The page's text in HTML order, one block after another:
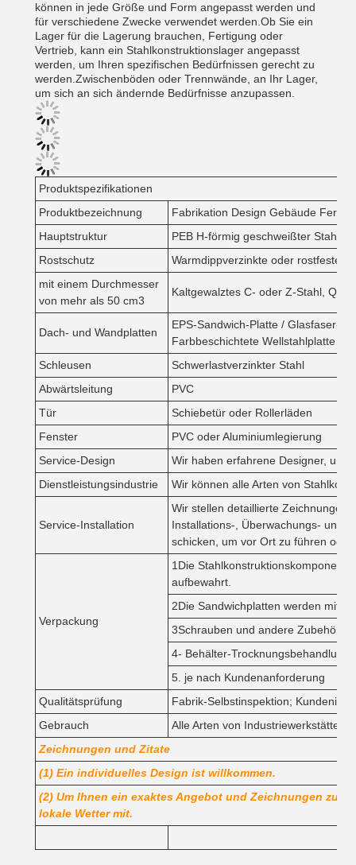
können in jede Größe und Form angepasst werden und
für verschiedene Zwecke verwendet werden.Ob Sie ein
Lager für die Lagerung brauchen, Fertigung oder
Vertrieb, kann ein Stahlkonstruktionslager angepasst
werden, um Ihren spezifischen Bedürfnissen gerecht zu
werden.Zwischenböden oder Trennwände, an Ihr Lager,
um sich an sich ändernde Bedürfnisse anzupassen.
Produktspezifikationen
Produktbezeichnung
Fabrikation Design Gebäude
Hauptstruktur
PEB H-förmig geschweißter Stahl
Rostschutz
Warmdippverzinkte oder rostfeste
mit einem Durchmesser
von mehr als 50 cm3
Kaltgewalztes C- oder Z-Stahl,
Dach- und Wandplatten
EPS-Sandwich-Platte / Glasfaser-
Farbbeschichtete Wellstahlplatte
Schleusen
Schwerlastverzinkter Stahl
Abwärtsleitung
PVC
Tür
Schiebetür oder Rollerläden
Fenster
PVC oder Aluminiumlegierung
Service-Design
Wir haben erfahrene Designer, um
Dienstleistungsindustrie
Wir können alle Arten von
Service-Installation
Wir stellen detaillierte Zeichnungen
Installations-, Überwachungs- und
schicken, um vor Ort zu führen
Verpackung
1Die
aufbewahrt.
2Die Sandwichplatten werden mit
3Schrauben und andere
4- Behälter-Trocknungsbehandlung.
5. je nach Kundenanforderung
Qualitätsprüfung
Fabrik-Selbstinspektion;
Gebrauch
Alle Arten von Industriewerkstätten,
Zeichnungen und Zitate
(1) Ein individuelles Design ist willkommen.
(2) Um Ihnen ein exaktes Angebot und Zeichnungen zu
lokale Wetter mit.